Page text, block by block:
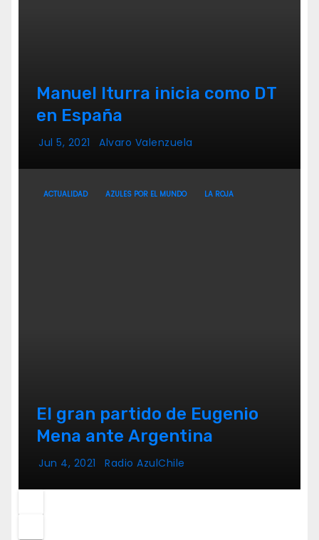
Manuel Iturra inicia como DT
en España
Jul 5, 2021 Alvaro Valenzuela
ACTUALIDAD AZULES POR EL MUNDO LA ROJA
El gran partido de Eugenio
Mena ante Argentina
Jun 4, 2021 Radio AzulChile